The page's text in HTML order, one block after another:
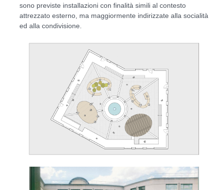
sono previste installazioni con finalità simili al contesto
attrezzato esterno, ma maggiormente indirizzate alla socialità
ed alla condivisione.